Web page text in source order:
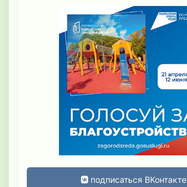
подписаться ВКонтакте